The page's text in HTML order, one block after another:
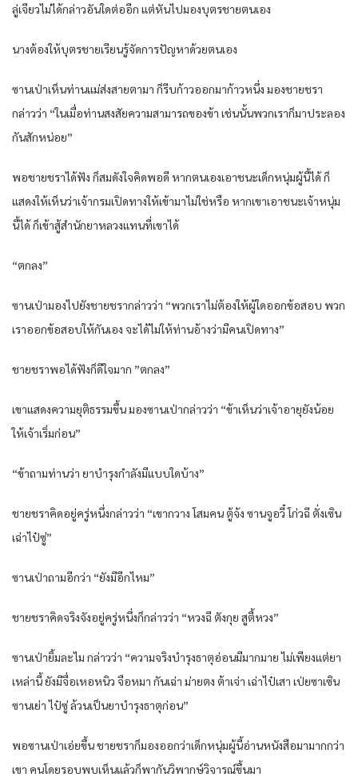
ลู่เจียวไม่ได้กล่าวอันใดต่ออีก แต่หันไปมองบุตรชายตนเอง
นางต้องให้บุตรชายเรียนรู้จัดการปัญหาด้วยตนเอง
ซานเป่าเห็นท่านแม่ส่งสายตามา ก็รีบก้าวออกมาก้าวหนึ่ง มองชายชรา
กล่าวว่า “ในเมื่อท่านสงสัยความสามารถของข้า เช่นนั้นพวกเราก็มาประลอง
กันสักหน่อย”
พอชายชราได้ฟัง ก็สมดังใจคิดพอดี หากตนเองเอาชนะเด็กหนุ่มผู้นี้ได้ ก็
แสดงให้เห็นว่าเจ้ากรมเปิดทางให้เข้ามาไม่ใช่หรือ หากเขาเอาชนะเจ้าหนุ่ม
นี้ได้ ก็เข้าสู้สำนักยาหลวงแทนที่เขาได้
“ตกลง”
ซานเป่ามองไปยังชายชรากล่าวว่า “พวกเราไม่ต้องให้ผู้ใดออกข้อสอบ พวก
เราออกข้อสอบให้กันเอง จะได้ไม่ให้ท่านอ้างว่ามีคนเปิดทาง”
ชายชราพอได้ฟังก็ดีใจมาก ”ตกลง”
เขาแสดงความยุติธรรมขึ้น มองซานเป่ากล่าวว่า “ข้าเห็นว่าเจ้าอายุยังน้อย
ให้เจ้าเริ่มก่อน”
“ข้าถามท่านว่า ยาบำรุงกำลังมีแบบใดบ้าง”
ชายชราคิดอยู่ครู่หนึ่งกล่าวว่า “เขากวาง โสมคน ตู้จ้ง ซานจูอวี๋ โก่วฉี ตั่งเซิน
เฉ่าไป๋ซู่”
ซานเป่าถามอีกว่า “ยังมีอีกไหม”
ชายชราคิดจริงจังอยู่ครู่หนึ่งก็กล่าวว่า “หวงฉี ตังกุย สูตี้หวง”
ซานเป่ายิ้มละไม กล่าวว่า “ความจริงบำรุงธาตุอ่อนมีมากมาย ไม่เพียงแต่ยา
เหล่านี้ ยังมีจื่อเหอหนิว จือหมา กันเฉ่า ม่ายตง ต้าเจ่า เฉ่าไป๋เสา เป่ยซาเซิน
ซานเย่า ไป๋ซู่ ล้วนเป็นยาบำรุงธาตุก่อน”
พอซานเป่าเอ่ยขึ้น ชายชราก็มองออกว่าเด็กหนุ่มผู้นี้อ่านหนังสือมามากกว่า
เขา คนโดยรอบพบเห็นแล้วก็พากันวิพากษ์วิจารณ์ขึ้นมา